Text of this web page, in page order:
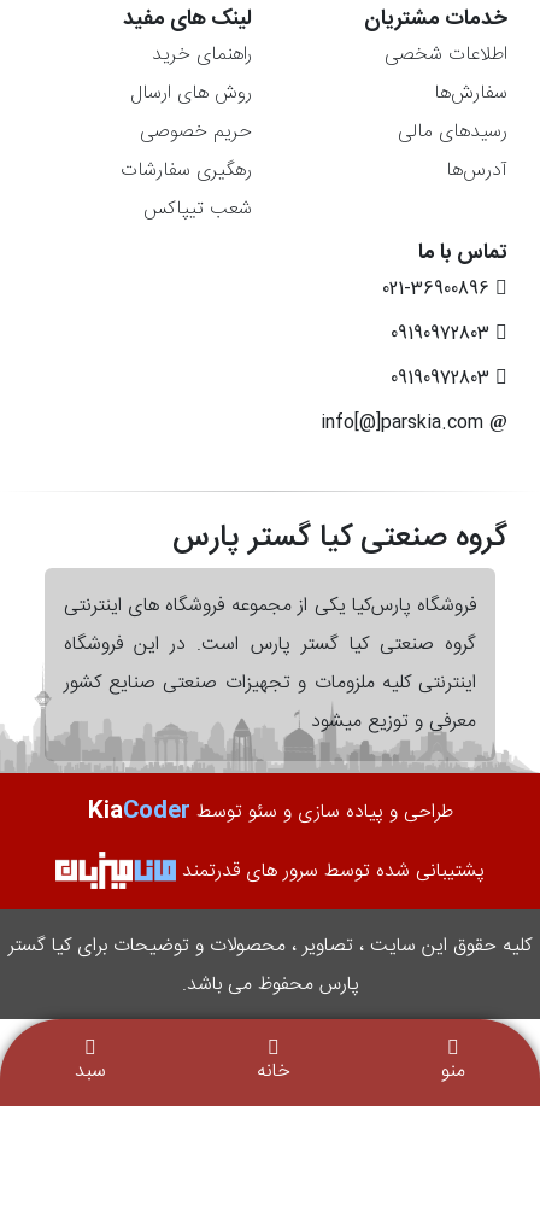
خدمات مشتریان
اطلاعات شخصی
سفارش‌ها
رسیدهای مالی
آدرس‌ها
لینک های مفید
راهنمای خرید
روش های ارسال
حریم خصوصی
رهگیری سفارشات
شعب تیپاکس
تماس با ما
گروه صنعتی کیا گستر پارس
فروشگاه پارس‌کیا یکی از مجموعه فروشگاه های اینترنتی
گروه صنعتی کیا گستر پارس است. در این فروشگاه
اینترنتی کلیه ملزومات و تجهیزات صنعتی صنایع کشور
معرفی و توزیع میشود
طراحی و پیاده سازی و سئو توسط KiaCoder
پشتیبانی شده توسط سرور های قدرتمند
کلیه حقوق این سایت ، تصاویر ، محصولات و توضیحات برای کیا گستر
پارس محفوظ می باشد.
منو خانه سبد